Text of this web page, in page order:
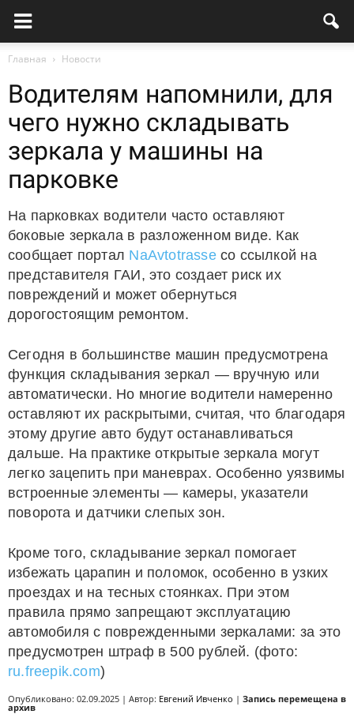
Главная Новости
Водителям напомнили, для
чего нужно складывать
зеркала у машины на
парковке
На парковках водители часто оставляют
боковые зеркала в разложенном виде. Как
сообщает портал NaAvtotrasseсо ссылкой на
представителя ГАИ, это создает риск их
повреждений и может обернуться
дорогостоящим ремонтом.
Сегодня в большинстве машин предусмотрена
функция складывания зеркал — вручную или
автоматически. Но многие водители намеренно
оставляют их раскрытыми, считая, что благодаря
этому другие авто будут останавливаться
дальше. На практике открытые зеркала могут
легко зацепить при маневрах. Особенно уязвимы
встроенные элементы — камеры, указатели
поворота и датчики слепых зон.
Кроме того, складывание зеркал помогает
избежать царапин и поломок, особенно в узких
проездах и на тесных стоянках. При этом
правила прямо запрещают эксплуатацию
автомобиля с поврежденными зеркалами: за это
предусмотрен штраф в 500 рублей. (фото:
ru.freepik.com)
Опубликовано: 02.09.2025 | Автор: Евгений Ивченко | Запись перемещена в
архив